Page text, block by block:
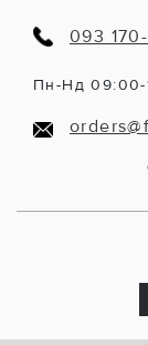
093 170-
Пн-Нд 09:00-